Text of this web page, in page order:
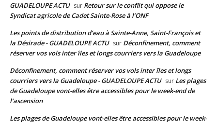
GUADELOUPE ACTU sur Retour sur le conflit qui oppose le
Syndicat agricole de Cadet Sainte-Rose à l’ONF
Les points de distribution d’eau à Sainte-Anne, Saint-François et
la Désirade - GUADELOUPE ACTU sur Déconfinement, comment
réserver vos vols inter îles et longs courriers vers la Guadeloupe
Déconfinement, comment réserver vos vols inter îles et longs
courriers vers la Guadeloupe - GUADELOUPE ACTU sur Les plages
de Guadeloupe vont-elles être accessibles pour le week-end de
l’ascension
Les plages de Guadeloupe vont-elles être accessibles pour le week-